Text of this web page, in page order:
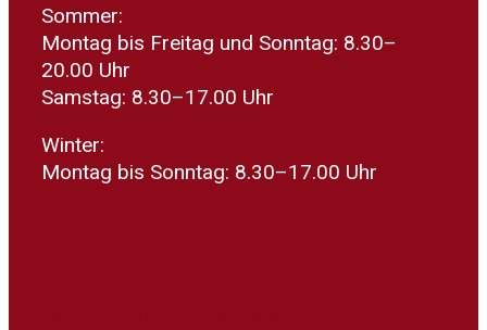
Sommer:
Montag bis Freitag und Sonntag: 8.30–
20.00 Uhr
Samstag: 8.30–17.00 Uhr
Winter:
Montag bis Sonntag: 8.30–17.00 Uhr